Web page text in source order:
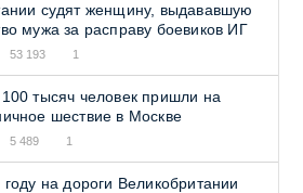
судят женщину, выдававшую
мужа за расправу боевиков ИГ
53 193 1
тысяч человек пришли на
шествие в Москве
5 489 1
на дороги Великобритании